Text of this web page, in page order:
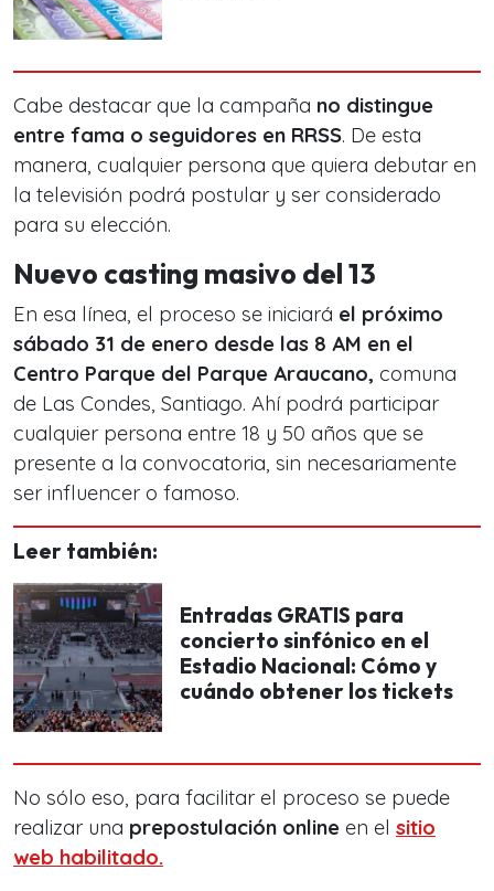
Cabe destacar que la campaña no distingue
entre fama o seguidores en RRSS. De esta
manera, cualquier persona que quiera debutar en
la televisión podrá postular y ser considerado
para su elección.
Nuevo casting masivo del 13
En esa línea, el proceso se iniciará el próximo
sábado 31 de enero desde las 8 AM en el
Centro Parque del Parque Araucano, comuna
de Las Condes, Santiago. Ahí podrá participar
cualquier persona entre 18 y 50 años que se
presente a la convocatoria, sin necesariamente
ser influencer o famoso.
Leer también:
Entradas GRATIS para
concierto sinfónico en el
Estadio Nacional: Cómo y
cuándo obtener los tickets
No sólo eso, para facilitar el proceso se puede
realizar una prepostulación online en el sitio
web habilitado.